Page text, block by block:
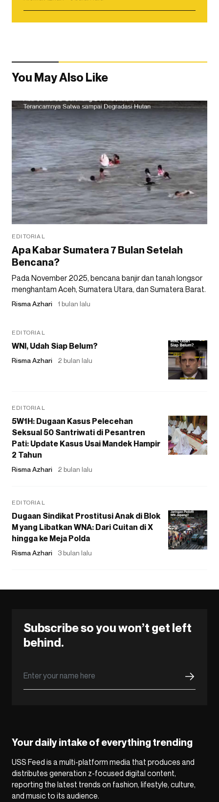
You May Also Like
EDITORIAL
Apa Kabar Sumatera 7 Bulan Setelah
Bencana?
Pada November 2025, bencana banjir dan tanah longsor
menghantam Aceh, Sumatera Utara, dan Sumatera Barat.
Risma Azhari 1 bulan lalu
EDITORIAL
WNI, Udah Siap Belum?
Risma Azhari 2 bulan lalu
EDITORIAL
5W1H: Dugaan Kasus Pelecehan
Seksual 50 Santriwati di Pesantren
Pati: Update Kasus Usai Mandek Hampir
2 Tahun
Risma Azhari 2 bulan lalu
EDITORIAL
Dugaan Sindikat Prostitusi Anak di Blok
M yang Libatkan WNA: Dari Cuitan di X
hingga ke Meja Polda
Risma Azhari 3 bulan lalu
Subscribe so you won’t get left
behind.
Your daily intake of everything trending
USS Feed is a multi-platform media that produces and
distributes generation z-focused digital content,
reporting the latest trends on fashion, lifestyle, culture,
and music to its audience.